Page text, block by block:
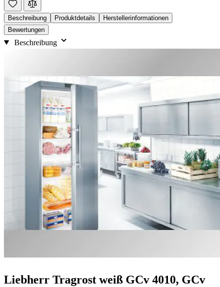
Beschreibung Produktdetails
Herstellerinformationen
Bewertungen
Beschreibung
Liebherr Tragrost weiß GCv 4010, GCv